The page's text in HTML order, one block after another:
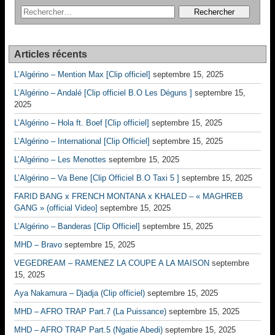
Articles récents
L’Algérino – Mention Max [Clip officiel] septembre 15, 2025
L’Algérino – Andalé [Clip officiel B.O Les Déguns ] septembre 15,
2025
L’Algérino – Hola ft. Boef [Clip officiel] septembre 15, 2025
L’Algérino – International [Clip Officiel] septembre 15, 2025
L’Algérino – Les Menottes septembre 15, 2025
L’Algérino – Va Bene [Clip Officiel B.O Taxi 5 ] septembre 15, 2025
FARID BANG x FRENCH MONTANA x KHALED – « MAGHREB
GANG » (official Video] septembre 15, 2025
L’Algérino – Banderas [Clip Officiel] septembre 15, 2025
MHD – Bravo septembre 15, 2025
VEGEDREAM – RAMENEZ LA COUPE A LA MAISON septembre
15, 2025
Aya Nakamura – Djadja (Clip officiel) septembre 15, 2025
MHD – AFRO TRAP Part.7 (La Puissance) septembre 15, 2025
MHD – AFRO TRAP Part.5 (Ngatie Abedi) septembre 15, 2025